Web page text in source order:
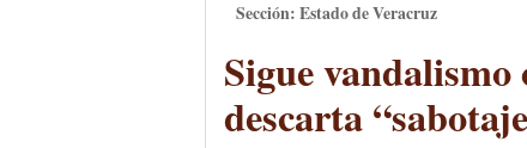
Sección: Estado de Veracruz
Sigue
descarta